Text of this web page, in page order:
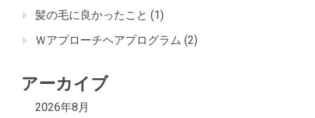
髪の毛に良かったこと (1)
Ｗアプローチヘアプログラム (2)
アーカイブ
2026年8月